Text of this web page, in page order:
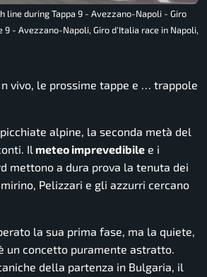
line during Tappa 9 - Avezzano-Napoli - Giro
9 - Avezzano-Napoli, Giro d'Italia race in Napoli,
n vivo, le prossime tappe e … trappole
alpine, la seconda metà del
Il meteo imprevedibile e i
mettono a dura prova la tenuta dei
Pelizzari e gli azzurri cercano
la sua prima fase, ma la quiete,
un concetto puramente astratto.
della partenza in Bulgaria, il